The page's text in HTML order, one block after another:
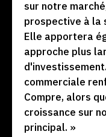
sur notre
prospective à la
Elle apportera
approche plus
commerciale
Compre, alors
croissance sur
principal. »